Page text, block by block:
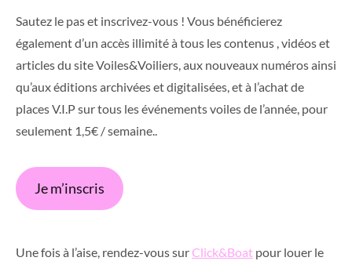
Sautez le pas et inscrivez-vous ! Vous bénéficierez
également d’un accès illimité à tous les contenus , vidéos et
articles du site Voiles&Voiliers, aux nouveaux numéros ainsi
qu’aux éditions archivées et digitalisées, et à l’achat de
places V.I.P sur tous les événements voiles de l’année, pour
seulement 1,5€ / semaine..
Je m’inscris
Une fois à l’aise, rendez-vous surClick&Boat pour louer le